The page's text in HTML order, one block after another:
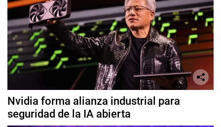
Nvidia forma alianza industrial para
seguridad de la IA abierta